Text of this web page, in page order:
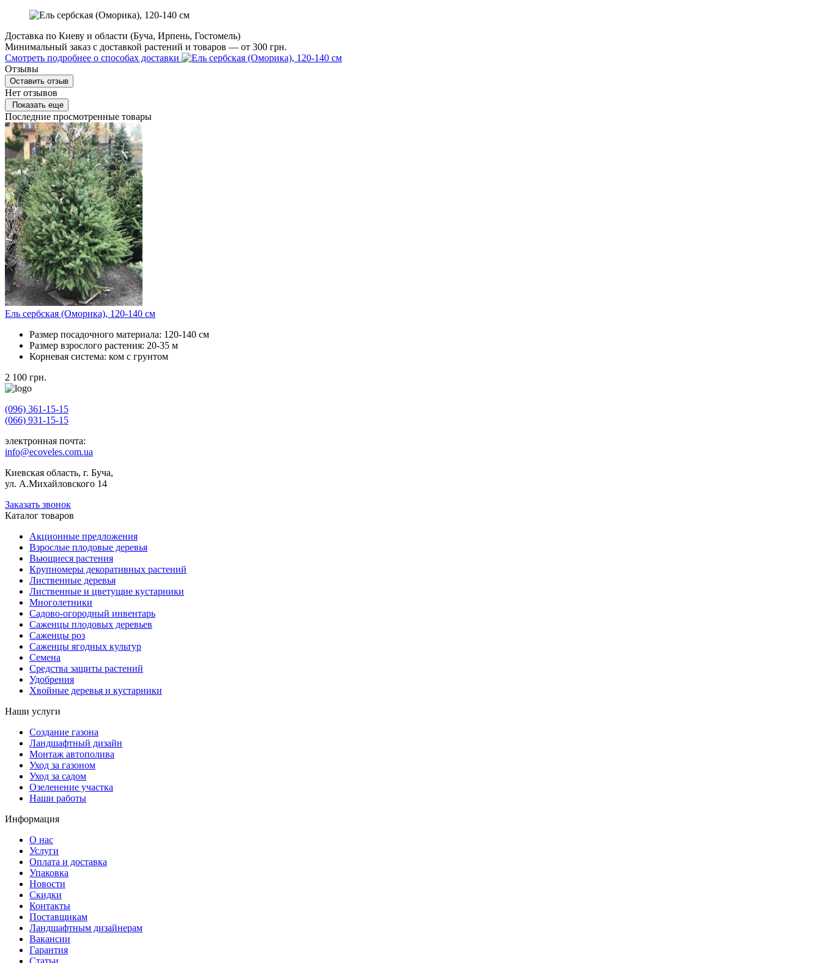
Доставка по Киеву и области (Буча, Ирпень, Гостомель)
Минимальный заказ с доставкой растений и товаров — от 300 грн.
Смотреть подробнее о способах доставки
Отзывы
Оставить отзыв
Нет отзывов
Показать еще
Последние просмотренные товары
Ель сербская (Оморика), 120-140 см
Размер посадочного материала: 120-140 см
Размер взрослого растения: 20-35 м
Корневая система: ком с грунтом
2 100 грн.
(096) 361-15-15
(066) 931-15-15
электронная почта:
info@ecoveles.com.ua
Киевская область, г. Буча,
ул. А.Михайловского 14
Заказать звонок
Каталог товаров
Акционные предложения
Взрослые плодовые деревья
Вьющиеся растения
Крупномеры декоративных растений
Лиственные деревья
Лиственные и цветущие кустарники
Многолетники
Садово-огородный инвентарь
Саженцы плодовых деревьев
Саженцы роз
Саженцы ягодных культур
Семена
Средства защиты растений
Удобрения
Хвойные деревья и кустарники
Наши услуги
Создание газона
Ландшафтный дизайн
Монтаж автополива
Уход за газоном
Уход за садом
Озеленение участка
Наши работы
Информация
О нас
Услуги
Оплата и доставка
Упаковка
Новости
Скидки
Контакты
Поставщикам
Ландшафтным дизайнерам
Вакансии
Гарантия
Статьи